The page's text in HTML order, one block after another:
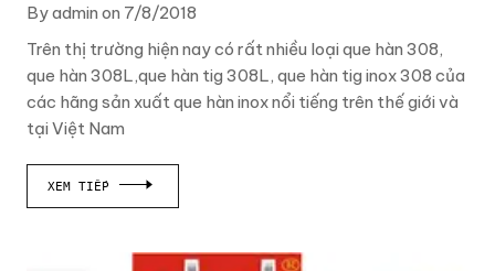
By admin on 7/8/2018
Trên thị trường hiện nay có rất nhiều loại que hàn 308,
que hàn 308L,que hàn tig 308L, que hàn tig inox 308 của
các hãng sản xuất que hàn inox nổi tiếng trên thế giới và
tại Việt Nam
XEM TIẾP